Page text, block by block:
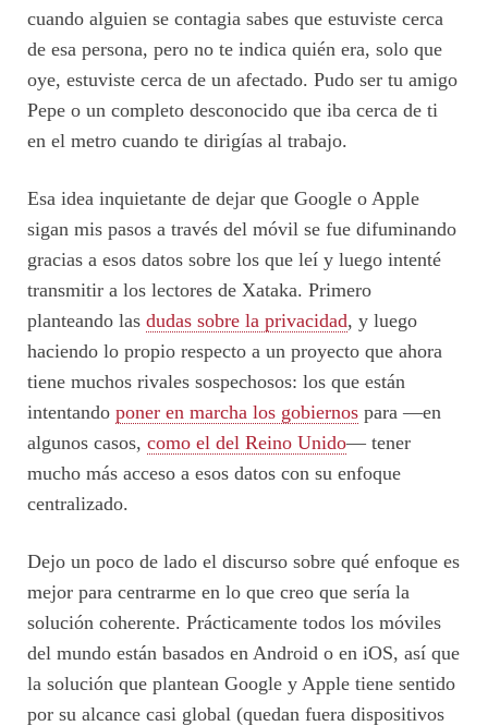
cuando alguien se contagia sabes que estuviste cerca
de esa persona, pero no te indica quién era, solo que
oye, estuviste cerca de un afectado. Pudo ser tu amigo
Pepe o un completo desconocido que iba cerca de ti
en el metro cuando te dirigías al trabajo.
Esa idea inquietante de dejar que Google o Apple
sigan mis pasos a través del móvil se fue difuminando
gracias a esos datos sobre los que leí y luego intenté
transmitir a los lectores de Xataka. Primero
planteando las dudas sobre la privacidad, y luego
haciendo lo propio respecto a un proyecto que ahora
tiene muchos rivales sospechosos: los que están
intentando poner en marcha los gobiernos para —en
algunos casos, como el del Reino Unido— tener
mucho más acceso a esos datos con su enfoque
centralizado.
Dejo un poco de lado el discurso sobre qué enfoque es
mejor para centrarme en lo que creo que sería la
solución coherente. Prácticamente todos los móviles
del mundo están basados en Android o en iOS, así que
la solución que plantean Google y Apple tiene sentido
por su alcance casi global (quedan fuera dispositivos